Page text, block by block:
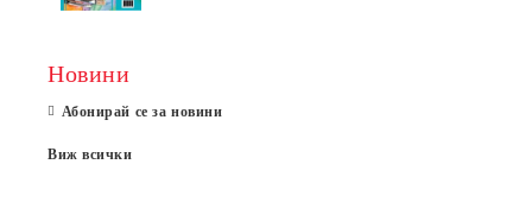
Новини
Абонирай се за новини
Виж всички